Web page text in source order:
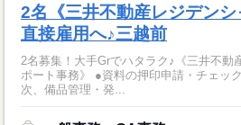
2名《三井不動産レジデン
直接雇用へ♪三越前
2名募集！大手Grでハタラク♪《三井不
ポート事務》 ●資料の押印申請・チェック、郵便物対応 ●電話の取
次、備品管理・発...